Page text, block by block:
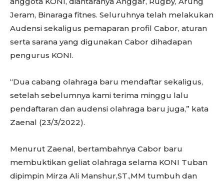
Jeram, Binaraga fitnes. Seluruhnya telah melakukan
Audensi sekaligus pemaparan profil Cabor, aturan
serta sarana yang digunakan Cabor dihadapan
pengurus KONI.
“Dua cabang olahraga baru mendaftar sekaligus,
setelah sebelumnya kami terima minggu lalu
pendaftaran dan audensi olahraga baru juga,” kata
Zaenal (23/3/2022).
Menurut Zaenal, bertambahnya Cabor baru
membuktikan geliat olahraga selama KONI Tuban
dipimpin Mirza Ali Manshur,ST.,MM tumbuh dan